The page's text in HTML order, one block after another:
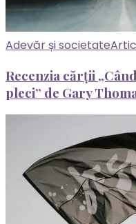
Adevăr și societate
Recenzia cărții
pleci” de Gary